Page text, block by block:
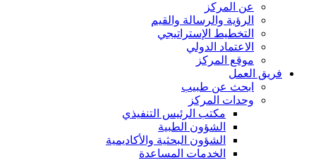
عن المركز
الرؤية والرسالة والقيم
التخطيط الإستراتيجي
الاعتماد الدولي
موقع المركز
فريق العمل
ابحث عن طبيب
وحدات المركز
مكتب الرئيس التنفيذي
الشؤون الطبية
الشؤون البحثية والأكاديمية
الخدمات المساعدة